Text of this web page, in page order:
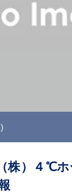
）４℃ホ